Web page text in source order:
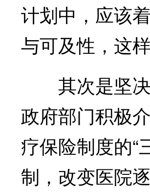
计划中，应该
与可及性，这
其次是坚决
政府部门积极
疗保险制度的“
制，改变医院